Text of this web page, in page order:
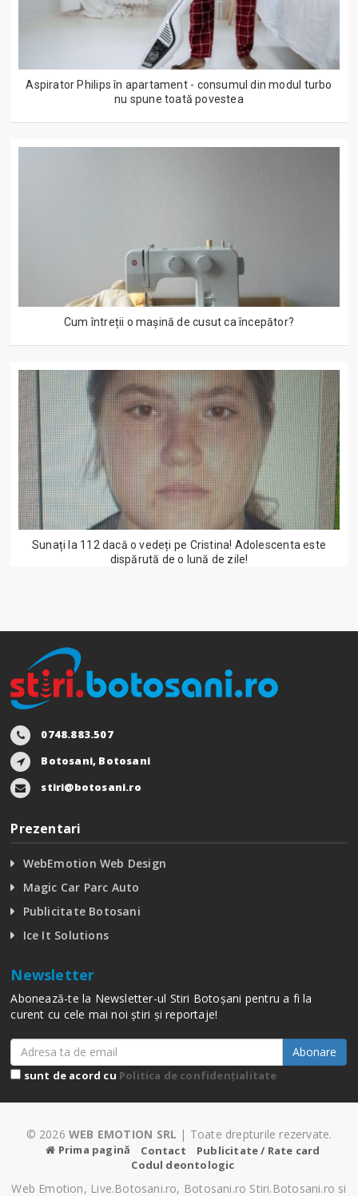
Aspirator Philips în apartament - consumul din modul turbo
nu spune toată povestea
Cum întreții o mașină de cusut ca începător?
Sunați la 112 dacă o vedeți pe Cristina! Adolescenta este
dispărută de o lună de zile!
0748.883.507
Botosani, Botosani
stiri@botosani.ro
Prezentari
WebEmotion Web Design
Magic Car Parc Auto
Publicitate Botosani
Ice It Solutions
Newsletter
Abonează-te la Newsletter-ul Stiri Botoșani pentru a fi la
curent cu cele mai noi știri și reportaje!
Abonare
sunt de acord cu Politica de confidențialitate
© 2026 WEB EMOTION SRL | Toate drepturile rezervate.
Prima pagină Contact
Publicitate / Rate card
Codul deontologic
Web Emotion, Live.Botosani.ro, Botosani.ro Stiri.Botosani.ro si